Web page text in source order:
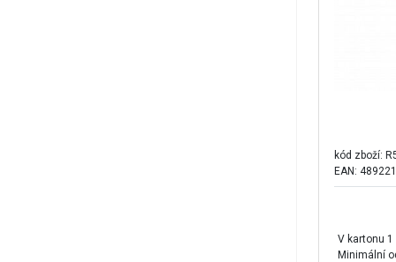
kód zboží:
EAN:
V kartonu 1
Minimální